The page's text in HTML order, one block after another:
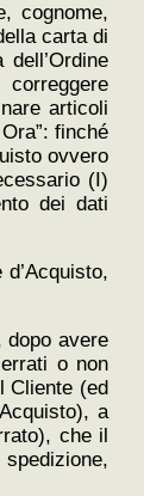
cognome,
carta di
articoli
finché
ovvero
(I)
dei dati
dopo avere
o non
Cliente (ed
a
che il